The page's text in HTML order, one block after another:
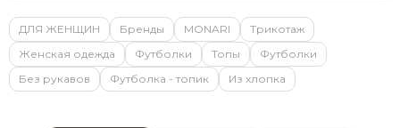
ДЛЯ ЖЕНЩИН Бренды MONARI
Трикотаж
Женская одежда
Футболки Топы
Футболки
Без рукавов
Футболка - топик Из хлопка